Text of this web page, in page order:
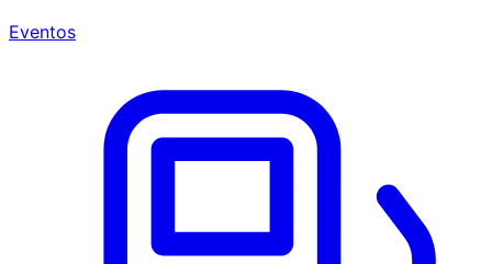
Eventos